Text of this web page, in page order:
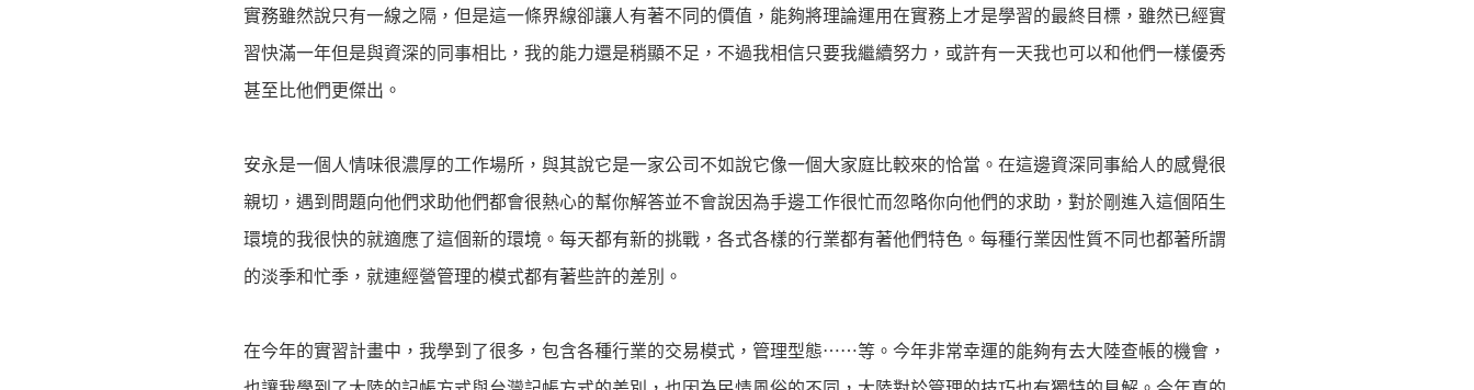
實務雖然說只有一線之隔，但是這一條界線卻讓人有著不同的價值，能夠將理論運用在實務上才是學習的最終目標，雖然已經實
習快滿一年但是與資深的同事相比，我的能力還是稍顯不足，不過我相信只要我繼續努力，或許有一天我也可以和他們一樣優秀
甚至比他們更傑出。
安永是一個人情味很濃厚的工作場所，與其說它是一家公司不如說它像一個大家庭比較來的恰當。在這邊資深同事給人的感覺很
親切，遇到問題向他們求助他們都會很熱心的幫你解答並不會說因為手邊工作很忙而忽略你向他們的求助，對於剛進入這個陌生
環境的我很快的就適應了這個新的環境。每天都有新的挑戰，各式各樣的行業都有著他們特色。每種行業因性質不同也都著所謂
的淡季和忙季，就連經營管理的模式都有著些許的差別。
在今年的實習計畫中，我學到了很多，包含各種行業的交易模式，管理型態……等。今年非常幸運的能夠有去大陸查帳的機會，